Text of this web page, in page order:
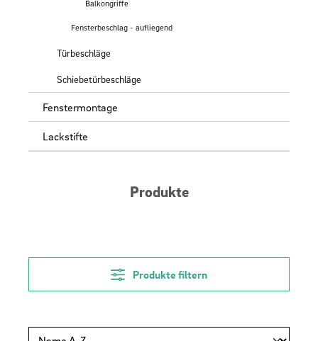
Balkongriffe
Fensterbeschlag - aufliegend
Türbeschläge
Schiebetürbeschläge
Fenstermontage
Lackstifte
Produkte
Produkte filtern